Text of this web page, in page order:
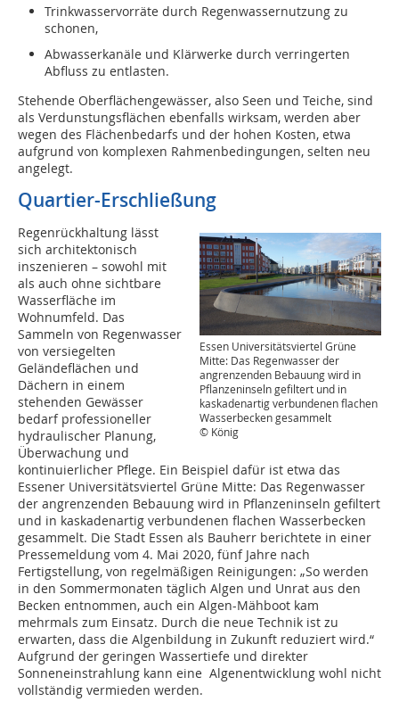
Trinkwasservorräte durch Regenwassernutzung zu
schonen,
Abwasserkanäle und Klärwerke durch verringerten
Abfluss zu entlasten.
Stehende Oberflächengewässer, also Seen und Teiche, sind
als Verdunstungsflächen ebenfalls wirksam, werden aber
wegen des Flächenbedarfs und der hohen Kosten, etwa
aufgrund von komplexen Rahmenbedingungen, selten neu
angelegt.
Quartier-Erschließung
Essen Universitätsviertel Grüne
Mitte: Das Regenwasser der
angrenzenden Bebauung wird in
Pflanzeninseln gefiltert und in
kaskadenartig verbundenen flachen
Wasserbecken gesammelt
© König
Regenrückhaltung lässt
sich architektonisch
inszenieren – sowohl mit
als auch ohne sichtbare
Wasserfläche im
Wohnumfeld. Das
Sammeln von Regenwasser
von versiegelten
Geländeflächen und
Dächern in einem
stehenden Gewässer
bedarf professioneller
hydraulischer Planung,
Überwachung und
kontinuierlicher Pflege. Ein Beispiel dafür ist etwa das
Essener Universitätsviertel Grüne Mitte: Das Regenwasser
der angrenzenden Bebauung wird in Pflanzeninseln gefiltert
und in kaskadenartig verbundenen flachen Wasser­becken
gesammelt. Die Stadt Essen als Bauherr berichtete in einer
Pressemeldung vom 4. Mai 2020, fünf Jahre nach
Fertigstellung, von regelmäßigen Reinigungen: „So werden
in den Sommermonaten täglich Algen und Unrat aus den
Becken entnommen, auch ein Algen-Mähboot kam
mehrmals zum Einsatz. Durch die neue Technik ist zu
erwarten, dass die Algen­bildung in Zukunft reduziert wird.“
Aufgrund der geringen Wassertiefe und direkter
Sonneneinstrahlung kann eine Algenentwicklung wohl nicht
vollständig vermieden werden.